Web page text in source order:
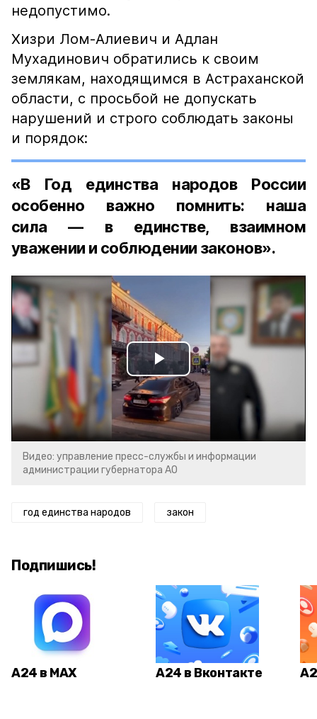
недопустимо.
Хизри Лом-Алиевич и Адлан
Мухадинович обратились к своим
землякам, находящимся в Астраханской
области, с просьбой не допускать
нарушений и строго соблюдать законы
и порядок:
«В Год единства народов России
особенно важно помнить: наша
сила — в единстве, взаимном
уважении и соблюдении законов».
Play
Video
Видео: управление пресс-службы и информации
администрации губернатора АО
год единства народов закон
Подпишись!
А24 в MAX А24 в Вконтакте